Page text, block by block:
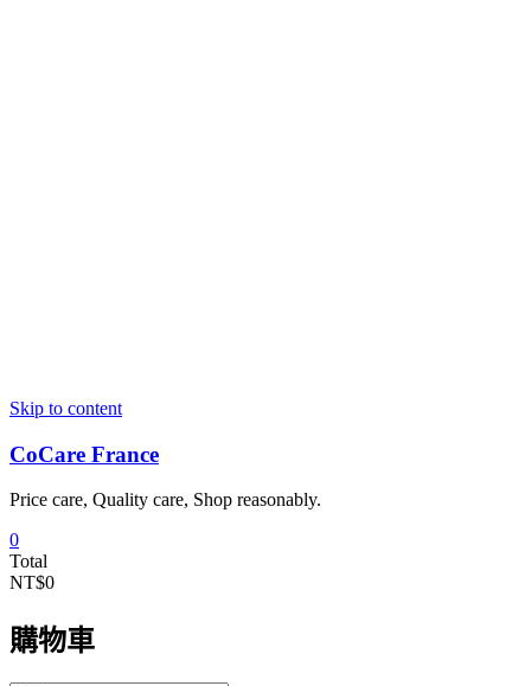
Skip to content
CoCare France
Price care, Quality care, Shop reasonably.
0
Total
NT$0
購物車